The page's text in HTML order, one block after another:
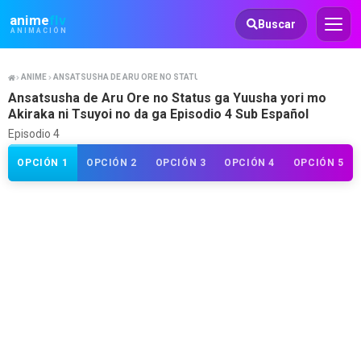
animeflv
ANIMACIÓN
Animeflv Buscar
ANIME ANSATSUSHA DE ARU ORE NO STATUS GA YUUSHA YORI MO AKIRAKA NI
Ansatsusha de Aru Ore no Status ga Yuusha yori mo
Akiraka ni Tsuyoi no da ga Episodio 4 Sub Español
Episodio 4
OPCIÓN 1 OPCIÓN 2 OPCIÓN 3 OPCIÓN 4 OPCIÓN 5